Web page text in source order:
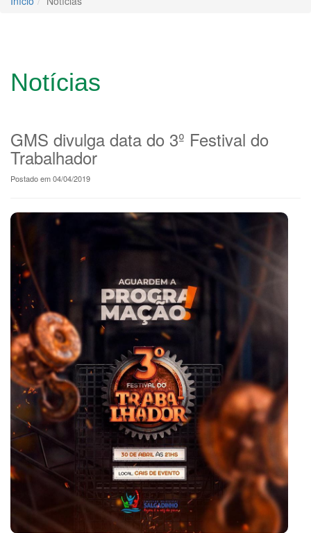
Notícias
GMS divulga data do 3º Festival do
Trabalhador
Postado em 04/04/2019